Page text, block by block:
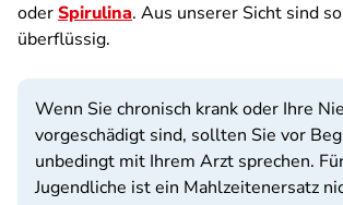
oderSpirulina. Aus unserer Sicht sind
überflüssig.
Wenn Sie chronisch krank oder Ihre
vorgeschädigt sind, sollten Sie vor
unbedingt mit Ihrem Arzt sprechen.
Jugendliche ist ein Mahlzeitenersatz